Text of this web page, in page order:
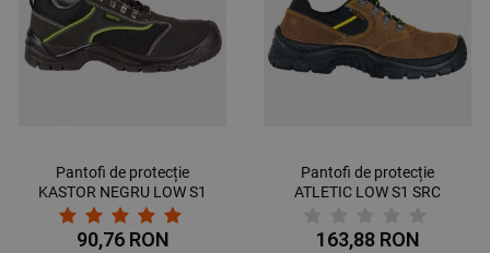
Pantofi de protecție
KASTOR NEGRU LOW S1
90,76 RON
Pantofi de protecție
ATLETIC LOW S1 SRC
163,88 RON